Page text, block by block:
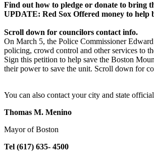
Find out how to pledge or donate to bring
UPDATE: Red Sox Offered money to
Scroll down for councilors contact info.
On March 5, the Police Commissioner
policing, crowd control and other services to
Sign this petition to help save the Boston
their power to save the unit. Scroll down for
You can also contact your city and state
Thomas M. Menino
Mayor of Boston
Tel (617) 635- 4500